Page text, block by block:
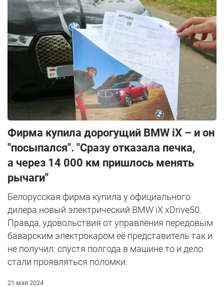
Фирма купила дорогущий BMW iX – и он
"посыпался". "Сразу отказала печка,
а через 14 000 км пришлось менять
рычаги"
Белорусская фирма купила у официального
дилера новый электрический BMW iX xDrive50.
Правда, удовольствия от управления передовым
баварским электрокаром её представитель так и
не получил: спустя полгода в машине то и дело
стали проявляться поломки.
21 мая 2024